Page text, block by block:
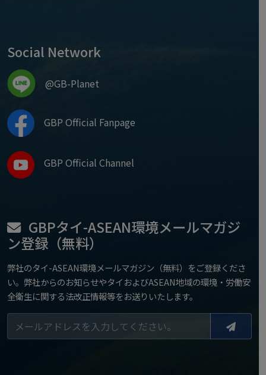
Social Network
@GB-Planet
GBP Official Fanpage
GBP Official Channel
GBPタイ-ASEAN環境メールマガジ
ン登録（無料）
弊社のタイ-ASEAN環境メールマガジン（無料）をご登録くださ
い。弊社からのお知らせやタイおよびASEAN地域の環境・労働安
全衛生に関する法改正情報等をお送りいたします。